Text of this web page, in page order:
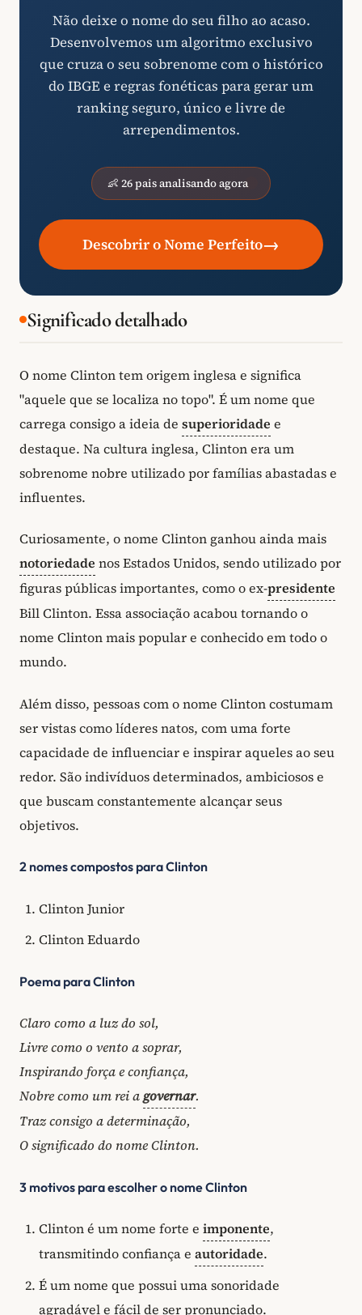
Não deixe o nome do seu filho ao acaso.
Desenvolvemos um algoritmo exclusivo
que cruza o seu sobrenome com o histórico
do IBGE e regras fonéticas para gerar um
ranking seguro, único e livre de
arrependimentos.
👶 26 pais analisando agora
Descobrir o Nome Perfeito→
Significado detalhado
O nome Clinton tem origem inglesa e significa
"aquele que se localiza no topo". É um nome que
carrega consigo a ideia de superioridade e
destaque. Na cultura inglesa, Clinton era um
sobrenome nobre utilizado por famílias abastadas e
influentes.
Curiosamente, o nome Clinton ganhou ainda mais
notoriedade nos Estados Unidos, sendo utilizado por
figuras públicas importantes, como o ex-presidente
Bill Clinton. Essa associação acabou tornando o
nome Clinton mais popular e conhecido em todo o
mundo.
Além disso, pessoas com o nome Clinton costumam
ser vistas como líderes natos, com uma forte
capacidade de influenciar e inspirar aqueles ao seu
redor. São indivíduos determinados, ambiciosos e
que buscam constantemente alcançar seus
objetivos.
2 nomes compostos para Clinton
Clinton Junior
Clinton Eduardo
Poema para Clinton
Claro como a luz do sol,
Livre como o vento a soprar,
Inspirando força e confiança,
Nobre como um rei agovernar.
Traz consigo a determinação,
O significado do nome Clinton.
3 motivos para escolher o nome Clinton
Clinton é um nome forte e imponente,
transmitindo confiança e autoridade.
É um nome que possui uma sonoridade
agradável e fácil de ser pronunciado.